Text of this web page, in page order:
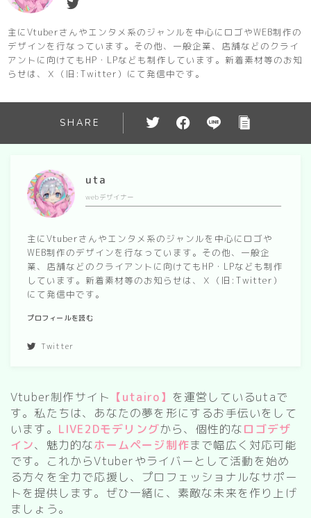
主にVtuberさんやエンタメ系のジャンルを中心にロゴやWEB制作の
デザインを行なっています。その他、一般企業、店舗などのクライ
アントに向けてもHP・LPなども制作しています。新着素材等のお知
らせは、Ｘ（旧:Twitter）にて発信中です。
SHARE
uta
webデザイナー
主にVtuberさんやエンタメ系のジャンルを中心にロゴや
WEB制作のデザインを行なっています。その他、一般企
業、店舗などのクライアントに向けてもHP・LPなども制作
しています。新着素材等のお知らせは、Ｘ（旧:Twitter）
にて発信中です。
プロフィールを読む
Twitter
Vtuber制作サイト 【utairo】 を運営しているutaで
す。私たちは、あなたの夢を形にするお手伝いをして
います。 LIVE2Dモデリングから、個性的なロゴデザ
イン、魅力的なホームページ制作まで幅広く対応可能
です。これからVtuberやライバーとして活動を始め
る方々を全力で応援し、プロフェッショナルなサポー
トを提供します。ぜひ一緒に、素敵な未来を作り上げ
ましょう。